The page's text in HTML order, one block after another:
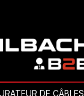
DE CÂBLES